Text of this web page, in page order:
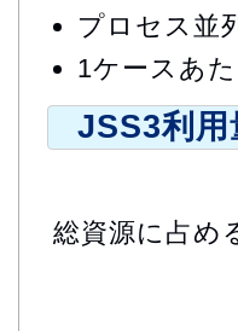
プロセス並
1ケースあ
JSS3利用
総資源に占め